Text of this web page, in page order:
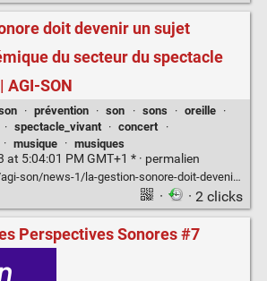
doit devenir un sujet
du secteur du spectacle
SON
· prévention · son · sons · oreille
·
· spectacle_vivant · concert
·
· musique · musiques
5:04:01 PM GMT+1 * · permalien
sonore-doit-devenir-un-sujet-central-et-systemique-du-secteur-du-spectacle-vivant-musica-169
· · 2 clicks
Perspectives Sonores #7